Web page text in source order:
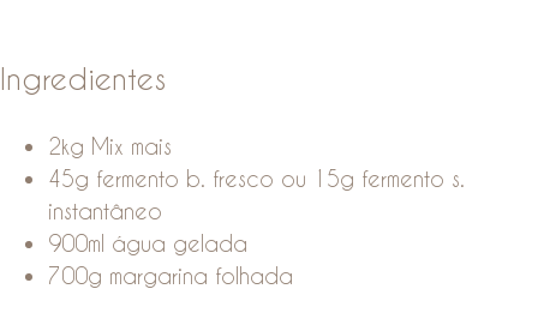
Ingredientes
2kg Mix mais
45g fermento b. fresco ou 15g fermento s.
instantâneo
900ml água gelada
700g margarina folhada